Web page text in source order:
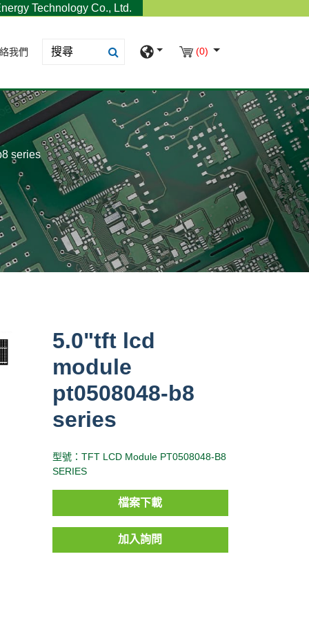
Technology Co., Ltd.
我們 (0)
series
5.0"tft lcd
module
pt0508048-b8
series
型號：TFT LCD Module PT0508048-B8
SERIES
檔案下載
加入詢問